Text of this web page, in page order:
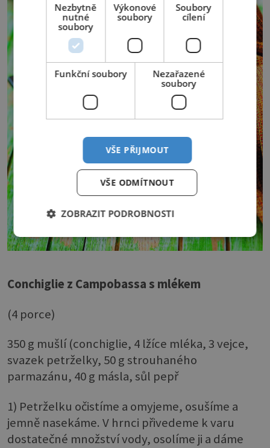
Conchiglie z Campobassa s mlékem
(4 porce)
350 g mušlí (conchiglie, 4 lžíce mléka, 3 vejce,
svazek petrželky, 50 g strouhaného
parmazánu, 40 g másla, sůl pepř
1) Petrželku očistíme a omyjeme, osušíme a
jemně nasekáme. V hrnci přivedeme k varu
dostatečné množství vody, osolíme ji a dáme
Nezbytně
nutné
soubory
Výkonové
soubory
Soubory
cílení
Funkční soubory
Nezařazené
soubory
VŠE PŘIJMOUT
VŠE ODMÍTNOUT
ZOBRAZIT PODROBNOSTI